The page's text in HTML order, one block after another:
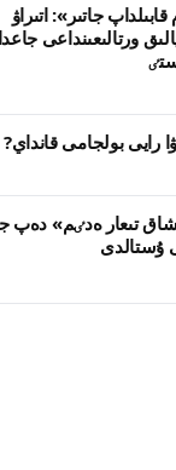
جاتىر»: اتىراۋ
ورتالىعىنداعى
رەت پىشاق تىعار ەدٸم»
ۇستالدى